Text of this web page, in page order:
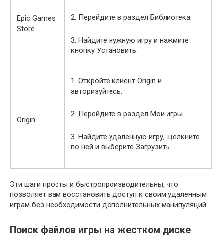
Epic Games
Store
2. Перейдите в раздел Библиотека.
3. Найдите нужную игру и нажмите
кнопку Установить.
Origin
1. Откройте клиент Origin и
авторизуйтесь.
2. Перейдите в раздел Мои игры.
3. Найдите удаленную игру, щелкните
по ней и выберите Загрузить.
Эти шаги просты и быстропроизводительны, что
позволяет вам восстановить доступ к своим удаленным
играм без необходимости дополнительных манипуляций.
Поиск файлов игры на жестком диске